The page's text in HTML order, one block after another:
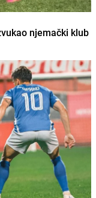
njemački klub